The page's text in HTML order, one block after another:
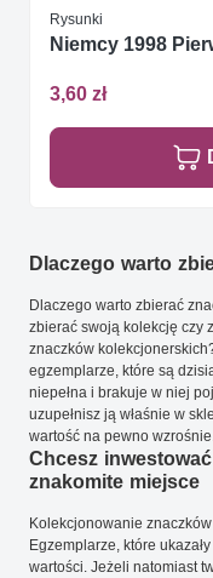
Rysunki
Niemcy 1998
3,60 zł
Dlaczego warto
Dlaczego warto zbierać
zbierać swoją kolekcję czy
znaczków
egzemplarze, które są
niepełna i brakuje w niej
uzupełnisz ją właśnie w
wartość na pewno
Chcesz
znakomite miejsce
Kolekcjonowanie
Egzemplarze, które
wartości. Jeżeli natomiast